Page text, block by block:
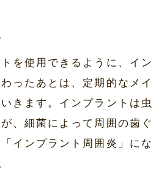
を使用できるように、イン
ったあとは、定期的なメイ
きます。インプラントは虫
、細菌によって周囲の歯ぐ
インプラント周囲炎」にな